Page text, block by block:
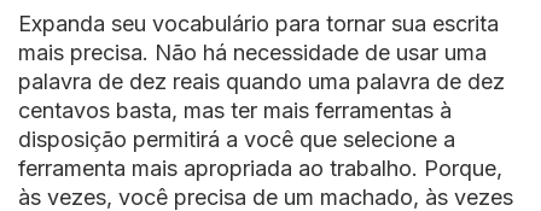
Expanda seu vocabulário para tornar sua escrita
mais precisa. Não há necessidade de usar uma
palavra de dez reais quando uma palavra de dez
centavos basta, mas ter mais ferramentas à
disposição permitirá a você que selecione a
ferramenta mais apropriada ao trabalho. Porque,
às vezes, você precisa de um machado, às vezes